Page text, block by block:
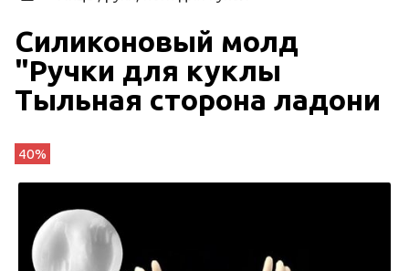
Силиконовый молд
"Ручки для куклы
Тыльная сторона ладони
40%